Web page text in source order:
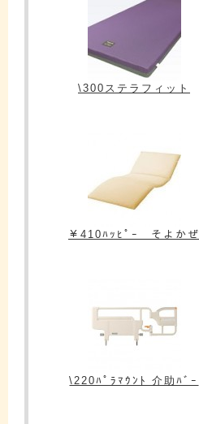
\300ステラフィット
￥410ﾊｯﾋﾟｰ そよかぜ
\220ﾊﾟﾗﾏｳﾝﾄ 介助ﾊﾞｰ